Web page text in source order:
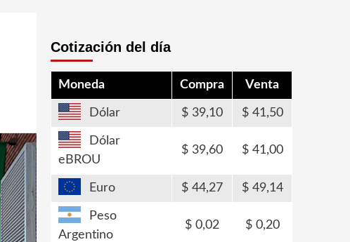
Cotización del día
Moneda Compra Venta
Dólar 39,10 41,50
Dólar
eBROU
39,60 41,00
Euro 44,27 49,14
Peso
Argentino
0,02 0,20